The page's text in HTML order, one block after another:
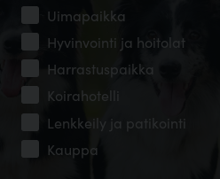
Uimapaikka
Hyvinvointi ja hoitolat
Harrastuspaikka
Koirahotelli
Lenkkeily ja patikointi
Kauppa